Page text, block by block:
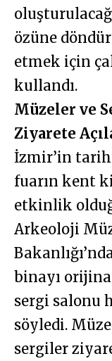
özüne
etmek için
kullandı.
Müzeler ve
Ziyarete
İzmir’in
fuarın kent
etkinlik
Arkeoloji
binayı
sergi salonu
söyledi.
sergiler